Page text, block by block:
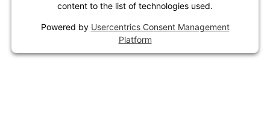
content to the list of technologies used.
Powered by Usercentrics Consent Management
Platform